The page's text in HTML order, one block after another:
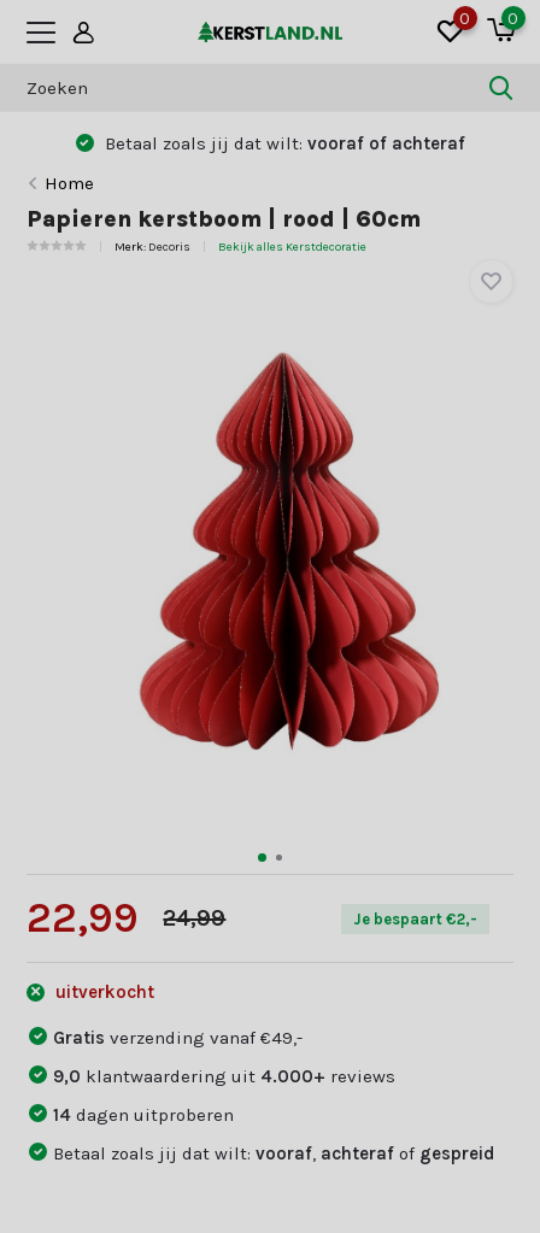
0 0
Betaal zoals jij dat wilt: vooraf of achteraf
Home
Papieren kerstboom | rood | 60cm
Merk: Decoris Bekijk alles Kerstdecoratie
22,99 24,99 Je bespaart €2,-
uitverkocht
Gratisverzending vanaf €49,-
9,0 klantwaardering uit 4.000+ reviews
14dagen uitproberen
Betaal zoals jij dat wilt:vooraf achteraf of gespreid